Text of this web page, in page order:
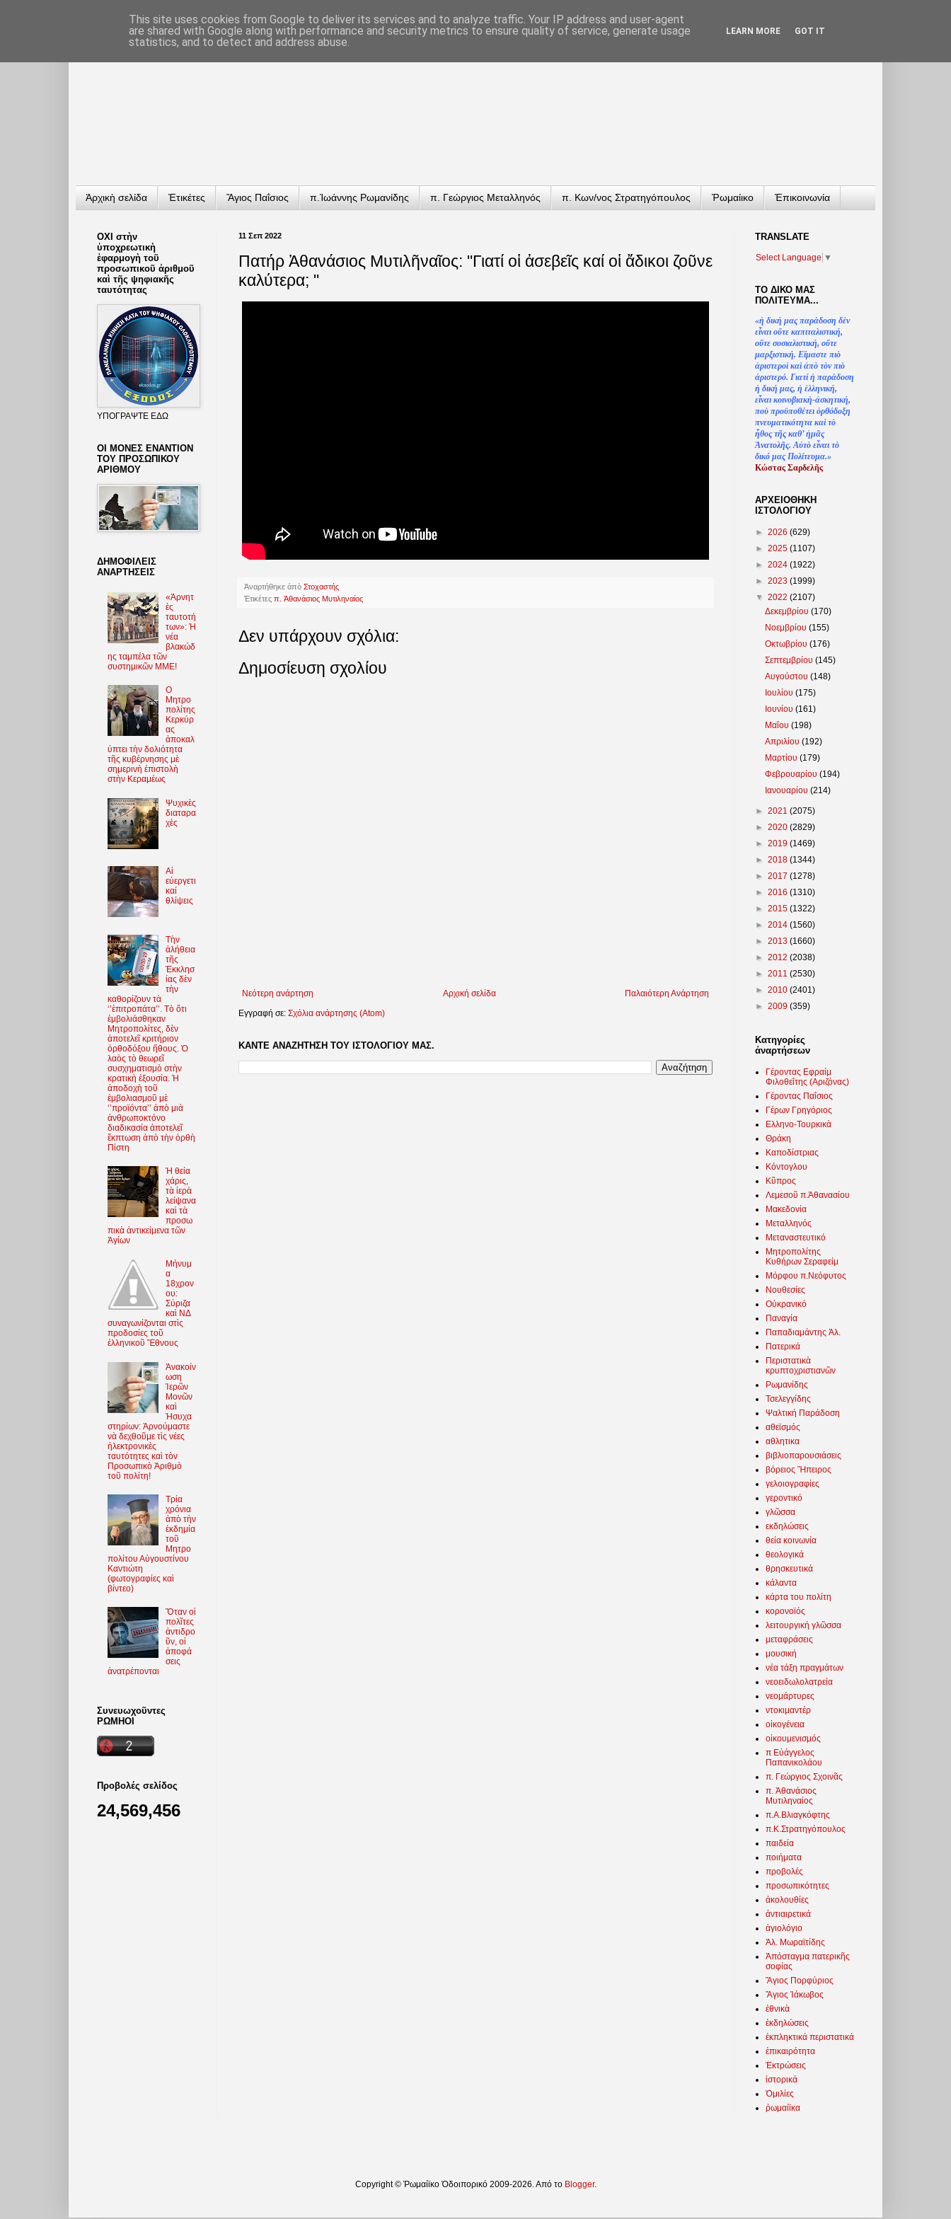
Ἀρχικὴ σελίδα Ἐτικέτες Ἅγιος Παΐσιος π.Ἰωάννης Ρωμανίδης π. Γεώργιος Μεταλληνός π. Κων/νος Στρατηγόπουλος Ῥωμαίικο Ἐπικοινωνία
11 Σεπ 2022
Πατήρ Ἀθανάσιος Μυτιλῆναῖος: "Γιατί οἱ ἀσεβεῖς καί οἱ ἄδικοι ζοῦνε
καλύτερα; "
Ἀναρτήθηκε ἀπὸ Στοχαστής
Ἐτικέτες π. Ἀθανάσιος Μυτιληναίος
Δεν υπάρχουν σχόλια:
Δημοσίευση σχολίου
Νεότερη ανάρτηση Παλαιότερη Ανάρτηση
Αρχική σελίδα
Εγγραφή σε: Σχόλια ανάρτησης (Atom)
ΚΑΝΤΕ ΑΝΑΖΗΤΗΣΗ ΤΟΥ ΙΣΤΟΛΟΓΙΟΥ ΜΑΣ.
ΟΧΙ στὴν
ὑποχρεωτικὴ
ἐφαρμογὴ τοῦ
προσωπικοῦ ἀριθμοῦ
καὶ τῆς ψηφιακῆς
ταυτότητας
ΥΠΟΓΡΑΨΤΕ ΕΔΩ
ΟΙ ΜΟΝΕΣ ΕΝΑΝΤΙΟΝ
ΤΟΥ ΠΡΟΣΩΠΙΚΟΥ
ΑΡΙΘΜΟΥ
ΔΗΜΟΦΙΛΕΙΣ
ΑΝΑΡΤΗΣΕΙΣ
«Ἀρνητ
ὲς
ταυτοτή
των»: Ἡ
νέα
βλακώδ
ης ταμπέλα τῶν
συστημικῶν ΜΜΕ!
O
Μητρο
πολίτης
Κερκύρ
ας
ἀποκαλ
ύπτει τὴν δολιότητα
τῆς κυβέρνησης μὲ
σημερινὴ ἐπιστολὴ
στὴν Κεραμέως
Ψυχικὲς
διαταρα
χὲς
Αἱ
εὐεργετι
καί
θλίψεις
Τὴν
ἀλήθεια
τῆς
Ἐκκλησ
ίας δὲν
τὴν
καθορίζουν τὰ
‘’ἐπιτροπάτα’’. Τὸ ὅτι
ἐμβολιάσθηκαν
Μητροπολίτες, δὲν
ἀποτελεῖ κριτήριον
ὀρθοδόξου ἤθους. Ὁ
λαὸς τὸ θεωρεῖ
συσχηματισμὸ στὴν
κρατικὴ ἐξουσία. Ἡ
ἀποδοχὴ τοῦ
ἐμβολιασμοῦ μὲ
‘’προϊόντα’’ ἀπὸ μιὰ
ἀνθρωποκτόνο
διαδικασία ἀποτελεῖ
ἔκπτωση ἀπὸ τὴν ὀρθὴ
Πίστη
Ἡ θεία
χάρις,
τὰ ἱερὰ
λείψανα
καὶ τὰ
προσω
πικὰ ἀντικείμενα τῶν
Ἁγίων
Μήνυμ
α
18χρον
ου:
Σύριζα
καὶ ΝΔ
συναγωνίζονται στὶς
προδοσίες τοῦ
ἑλληνικοῦ Ἔθνους
Ἀνακοίν
ωση
Ἱερῶν
Μονῶν
καὶ
Ἡσυχα
στηρίων: Ἀρνούμαστε
νὰ δεχθοῦμε τὶς νέες
ἠλεκτρονικὲς
ταυτότητες καὶ τὸν
Προσωπικὸ Ἀριθμὸ
τοῦ πολίτη!
Τρία
χρόνια
ἀπὸ τὴν
ἐκδημία
τοῦ
Μητρο
πολίτου Αὐγουστίνου
Καντιώτη
(φωτoγραφίες καὶ
βίντεο)
Ὅταν οἱ
πολῖτες
ἀντιδρο
ῦν, οἱ
ἀποφά
σεις
ἀνατρέπονται
Συνευωχοῦντες
ΡΩΜΗΟΙ
Προβολές σελίδος
24,569,456
TRANSLATΕ
Select Language ▼
ΤΟ ΔΙΚΟ ΜΑΣ
ΠΟΛΙΤΕΥΜΑ...
«ἡ δική μας παράδοση δὲν
εἶναι οὔτε καπιταλιστική,
οὔτε σοσιαλιστική, οὔτε
μαρξιστική. Εἴμαστε πιὸ
ἀριστεροὶ καὶ ἀπὸ τὸν πιὸ
ἀριστερό. Γιατίἡ παράδοση
ἡ δική μας, ἡ ἑλληνική,
εἶναι κοινοβιακὴ-ἀσκητική,
ποὺ προϋποθέτει ὀρθόδοξη
πνευματικότητα καὶ τὸ
ἦθος τῆς καθ’ἠμᾶς
Ἀνατολῆς. Αὐτὸ εἶναι τὸ
δικό μας Πολίτευμα.»
Κώστας Σαρδελῆς
ΑΡΧΕΙΟΘΗΚΗ
ΙΣΤΟΛΟΓΙΟΥ
► 2026 (629)
► 2025 (1107)
► 2024 (1922)
► 2023 (1999)
▼ 2022 (2107)
Δεκεμβρίου(170)
Νοεμβρίου(155)
Οκτωβρίου(176)
Σεπτεμβρίου(145)
Αυγούστου(148)
Ιουλίου(175)
Ιουνίου(161)
Μαΐου(198)
Απριλίου(192)
Μαρτίου(179)
Φεβρουαρίου(194)
Ιανουαρίου(214)
► 2021 (2075)
► 2020 (2829)
► 2019 (1469)
► 2018 (1344)
► 2017 (1278)
► 2016 (1310)
► 2015 (1322)
► 2014 (1560)
► 2013 (1660)
► 2012 (2038)
► 2011 (2530)
► 2010 (2401)
► 2009 (359)
Κατηγορίες
ἀναρτήσεων
Γέροντας Εφραίμ
Φιλοθεΐτης (Αριζόνας)
Γέροντας Παΐσιος
Γέρων Γρηγόριος
Ελληνο-Τουρκικὰ
Θράκη
Καποδίστριας
Κόντογλου
Κῦπρος
Λεμεσοῦ π.Ἀθανασίου
Μακεδονία
Μεταλληνός
Μεταναστευτικό
Μητροπολίτης
Κυθήρων Σεραφείμ
Μόρφου π.Νεόφυτος
Νουθεσίες
Οὐκρανικό
Παναγία
Παπαδιαμάντης Ἀλ.
Πατερικά
Περιστατικὰ
κρυπτοχριστιανῶν
Ρωμανίδης
Τσελεγγίδης
Ψαλτική Παράδοση
αθεϊσμός
αθλητικα
βιβλιοπαρουσιάσεις
βόρειος Ἤπειρος
γελοιογραφίες
γεροντικό
γλῶσσα
εκδηλώσεις
θεία κοινωνία
θεολογικά
θρησκευτικά
κάλαντα
κάρτα του πολίτη
κορονοϊός
λειτουργική γλῶσσα
μεταφράσεις
μουσική
νέα τάξη πραγμάτων
νεοειδωλολατρεία
νεομάρτυρες
ντοκιμαντέρ
οἰκογένεια
οἰκουμενισμός
π Εὐάγγελος
Παπανικολάου
π. Γεώργιος Σχοινᾶς
π. Ἀθανάσιος
Μυτιληναίος
π.Α.Βλιαγκόφτης
π.Κ.Στρατηγόπουλος
παιδεία
ποιήματα
προβολές
προσωπικότητες
ἀκολουθίες
ἀντιαιρετικά
ἁγιολόγιο
Ἀλ. Μωραϊτίδης
Ἀπόσταγμα πατερικῆς
σοφίας
Ἅγιος Πορφύριος
Ἅγιος Ἰάκωβος
ἐθνικὰ
ἐκδηλώσεις
ἐκπληκτικά περιστατικά
ἐπικαιρότητα
Ἐκτρώσεις
ἱστορικά
Ὁμιλίες
ῥωμαίϊκα
Copyright © Ῥωμαίϊκο Ὁδοιπορικό 2009-2026. Από το Blogger.
This site uses cookies from Google to deliver its services and to analyze traffic. Your IP address and user-agent
are shared with Google along with performance and security metrics to ensure quality of service, generate usage
statistics, and to detect and address abuse.
LEARN MORE GOT IT